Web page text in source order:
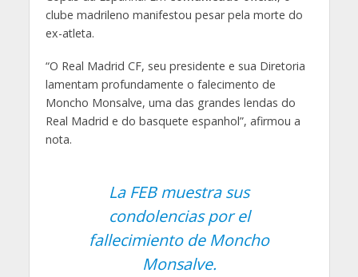
clube madrileno manifestou pesar pela morte do
ex-atleta.
“O Real Madrid CF, seu presidente e sua Diretoria
lamentam profundamente o falecimento de
Moncho Monsalve, uma das grandes lendas do
Real Madrid e do basquete espanhol”, afirmou a
nota.
La FEB muestra sus
condolencias por el
fallecimiento de Moncho
Monsalve.